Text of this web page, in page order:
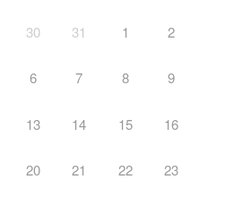
30 31 1 2
6 7 8 9
13 14 15 16
20 21 22 23